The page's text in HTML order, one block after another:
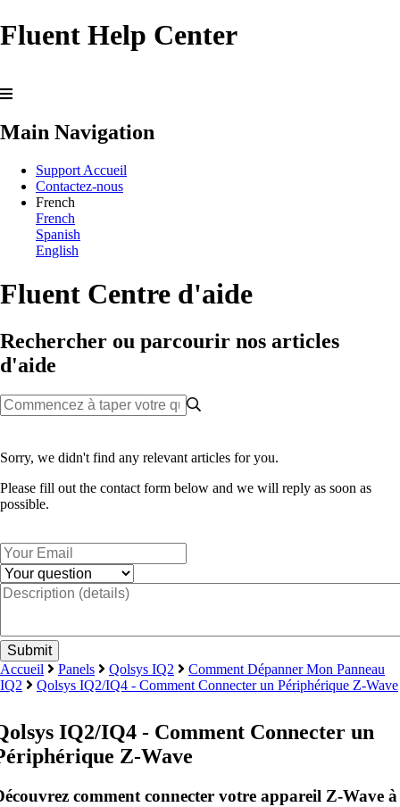
Fluent Help Center
Main Navigation
Support Accueil
Contactez-nous
French
French
Spanish
English
Fluent Centre d'aide
Rechercher ou parcourir nos articles
d'aide
Sorry, we didn't find any relevant articles for you.
Please fill out the contact form below and we will reply as soon as
possible.
Accueil Panels Qolsys IQ2
Comment Dépanner Mon Panneau
IQ2
Qolsys IQ2/IQ4 - Comment Connecter un Périphérique Z-Wave
IQ2/IQ4 - Comment Connecter un
Z-Wave
comment connecter votre appareil Z-Wave à